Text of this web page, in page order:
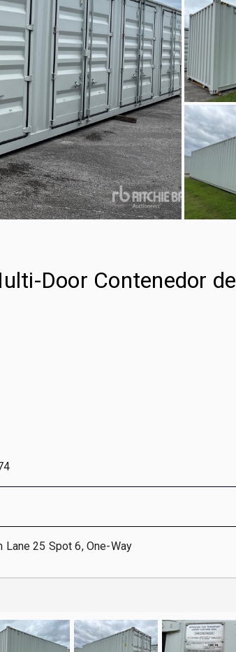
Door Contenedor de
Lane 25 Spot 6, One-Way